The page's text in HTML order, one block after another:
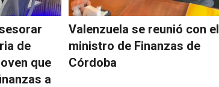
de
que
a
Valenzuela se reunió con el
ministro de Finanzas de
Córdoba